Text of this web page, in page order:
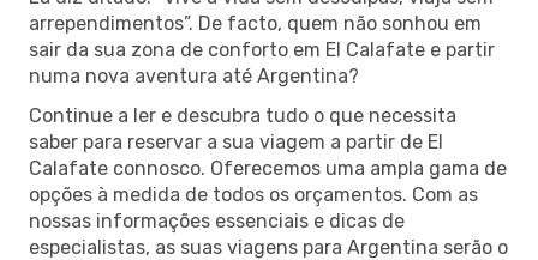
arrependimentos”. De facto, quem não sonhou em
sair da sua zona de conforto em El Calafate e partir
numa nova aventura até Argentina?
Continue a ler e descubra tudo o que necessita
saber para reservar a sua viagem a partir de El
Calafate connosco. Oferecemos uma ampla gama de
opções à medida de todos os orçamentos. Com as
nossas informações essenciais e dicas de
especialistas, as suas viagens para Argentina serão o